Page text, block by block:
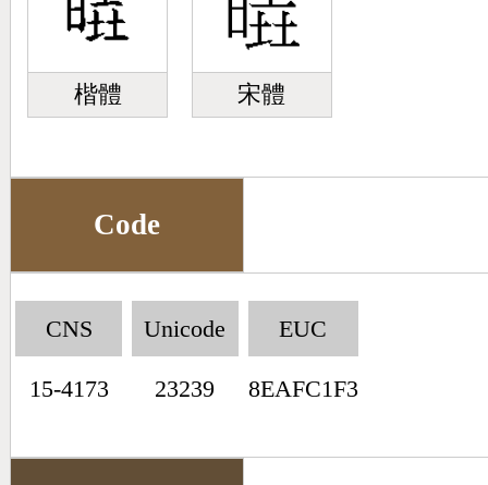
楷體 宋體
Code
CNS
15-4173
Unicode
23239
EUC
8EAFC1F3